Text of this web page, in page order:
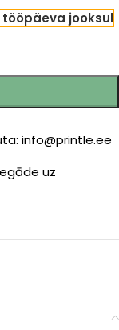
jooksul
info@printle.ee
uz